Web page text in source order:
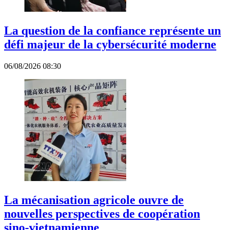
La question de la confiance représente un
défi majeur de la cybersécurité moderne
06/08/2026 08:30
La mécanisation agricole ouvre de
nouvelles perspectives de coopération
sino-vietnamienne